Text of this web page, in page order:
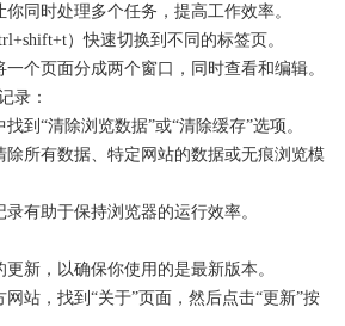
同时处理多个任务，提高工作效率。
）快速切换到不同的标签页。
个页面分成两个窗口，同时查看和编辑。
录：
到“清除浏览数据”或“清除缓存”选项。
所有数据、特定网站的数据或无痕浏览模
有助于保持浏览器的运行效率。
新，以确保你使用的是最新版本。
站，找到“关于”页面，然后点击“更新”按